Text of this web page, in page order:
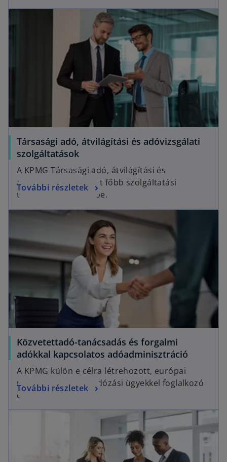
Társasági adó, átvilágítási és adóvizsgálati
szolgáltatások
A KPMG Társasági adó, átvilágítási és
adóvizsgálati csoport főbb szolgáltatási
területeit mutatjuk be.
További részletek
Közvetettadó-tanácsadás és forgalmi
adókkal kapcsolatos adóadminisztráció
A KPMG külön e célra létrehozott, európai
uniós és közvetett adózási ügyekkel foglalkozó
csoportja.
További részletek